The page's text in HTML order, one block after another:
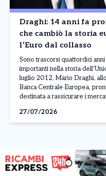
Draghi: 14 anni fa
che cambiò la storia
l’Euro dal collasso
Sono trascorsi quattordici
importanti nella storia
luglio 2012, Mario Draghi,
Banca Centrale Europea,
destinata a rassicurare i
mandato, la BCE è pronta a
27/07/2026